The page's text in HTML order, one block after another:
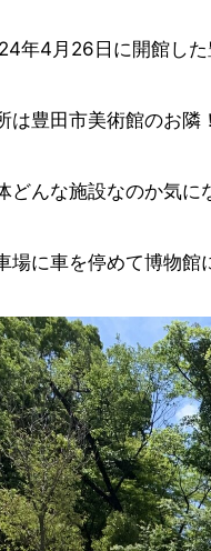
年4月26日に開館した
は豊田市美術館のお隣！
どんな施設なのか気に
場に車を停めて博物館